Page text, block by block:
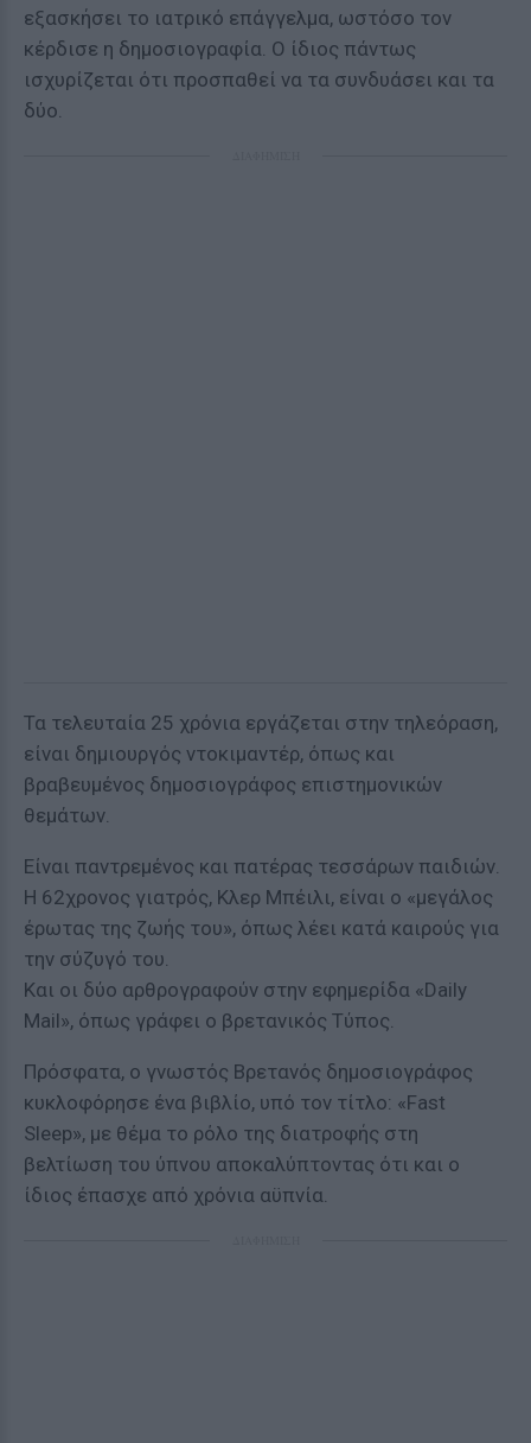
εξασκήσει το ιατρικό επάγγελμα, ωστόσο τον
κέρδισε η δημοσιογραφία. Ο ίδιος πάντως
ισχυρίζεται ότι προσπαθεί να τα συνδυάσει και τα
δύο.
Τα τελευταία 25 χρόνια εργάζεται στην τηλεόραση,
είναι δημιουργός ντοκιμαντέρ, όπως και
βραβευμένος δημοσιογράφος επιστημονικών
θεμάτων.
Είναι παντρεμένος και πατέρας τεσσάρων παιδιών.
Η 62χρονος γιατρός, Κλερ Μπέιλι, είναι ο «μεγάλος
έρωτας της ζωής του», όπως λέει κατά καιρούς για
την σύζυγό του.
Και οι δύο αρθρογραφούν στην εφημερίδα «Daily
Μail», όπως γράφει ο βρετανικός Τύπος.
Πρόσφατα, ο γνωστός Βρετανός δημοσιογράφος
κυκλοφόρησε ένα βιβλίο, υπό τον τίτλο: «Fast
Sleep», με θέμα τo ρόλο της διατροφής στη
βελτίωση του ύπνου αποκαλύπτοντας ότι και ο
ίδιος έπασχε από χρόνια αϋπνία.